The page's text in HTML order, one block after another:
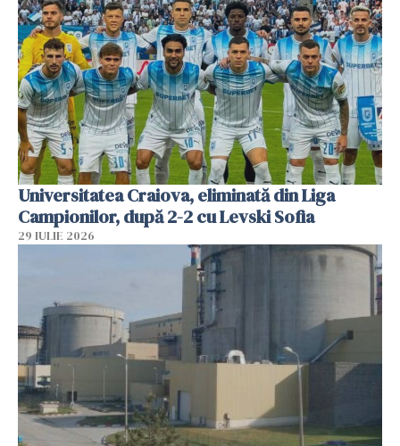
Universitatea Craiova, eliminată din Liga
Campionilor, după 2-2 cu Levski Sofia
29 IULIE 2026